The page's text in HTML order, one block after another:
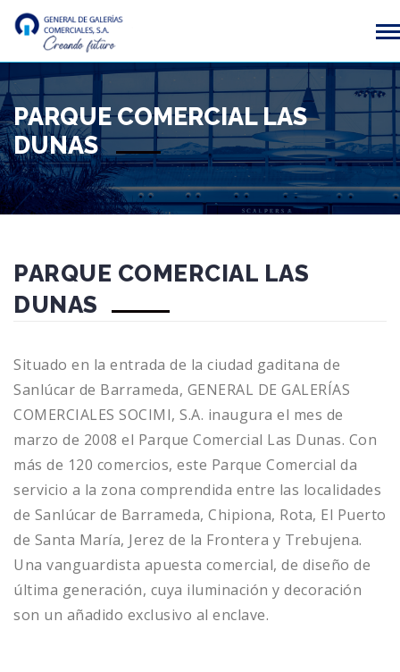
PARQUE COMERCIAL LAS
DUNAS
PARQUE COMERCIAL LAS
DUNAS
Situado en la entrada de la ciudad gaditana de
Sanlúcar de Barrameda, GENERAL DE GALERÍAS
COMERCIALES SOCIMI, S.A. inaugura el mes de
marzo de 2008 el Parque Comercial Las Dunas. Con
más de 120 comercios, este Parque Comercial da
servicio a la zona comprendida entre las localidades
de Sanlúcar de Barrameda, Chipiona, Rota, El Puerto
de Santa María, Jerez de la Frontera y Trebujena.
Una vanguardista apuesta comercial, de diseño de
última generación, cuya iluminación y decoración
son un añadido exclusivo al enclave.